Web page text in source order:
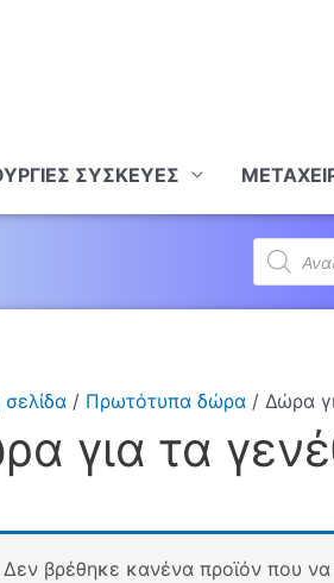
ΣΥΣΚΕΥΕΣ
Products
search
/ Πρωτότυπα δώρα/ Δώρα
για τα
Δεν βρέθηκε κανένα προϊόν που να